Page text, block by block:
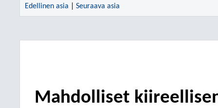
Edellinen asia Seuraava asia
Mahdolliset